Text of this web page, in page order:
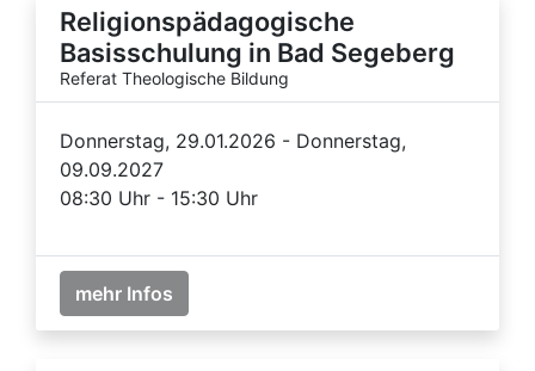
Religionspädagogische
Basisschulung in Bad Segeberg
Referat Theologische Bildung
Donnerstag, 29.01.2026 - Donnerstag,
09.09.2027
08:30 Uhr - 15:30 Uhr
mehr Infos